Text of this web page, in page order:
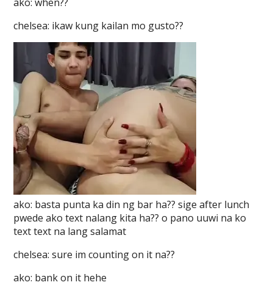
chelsea: ikaw kung kailan mo gusto??
ako: basta punta ka din ng bar ha?? sige after lunch
pwede ako text nalang kita ha?? o pano uuwi na ko
text text na lang salamat
chelsea: sure im counting on it na??
ako: bank on it hehe